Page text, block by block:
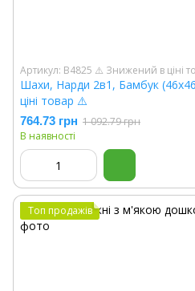
Артикул: В4825 ⚠️ Знижений в ціні
Шахи, Нарди 2в1, Бамбук
ціні товар ⚠️
764.73 грн 1 092.79 грн
В наявності
Топ продажів